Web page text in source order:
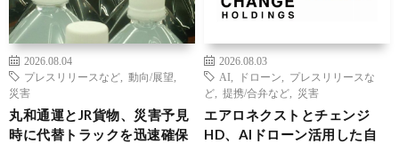
2026.08.04
プレスリリースなど
動向/展望
災害
丸和通運とJR貨物、災害予見
時に代替トラックを迅速確保
2026.08.03
AI
ドローン
プレスリリースな
ど
提携/合弁など 災害
エアロネクストとチェンジ
HD、AIドローン活用した自